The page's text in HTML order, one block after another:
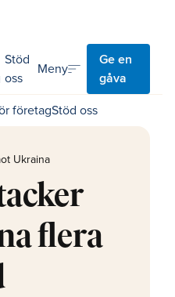
Stöd
oss
Menysort
Ge en
gåva
företagStöd oss
Ukraina
flera